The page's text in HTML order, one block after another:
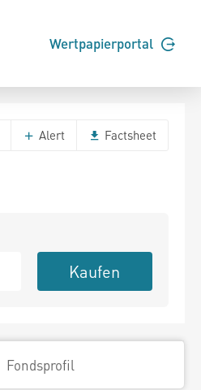
Wertpapierportal
Alert Factsheet
Kaufen
Fondsprofil